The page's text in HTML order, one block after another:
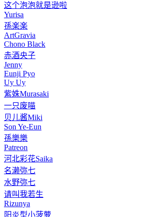
这个泡泡就是逊啦
Yurisa
孫楽楽
ArtGravia
Chono Black
赤酒央子
Jenny
Eunji Pyo
Uy Uy
紫姝Murasaki
一只废喵
贝儿酱Miki
Son Ye-Eun
孫樂樂
Patreon
河北彩花Saika
名濑弥七
水野弥七
请叫我若生
Rizunya
阳炎型小菠萝